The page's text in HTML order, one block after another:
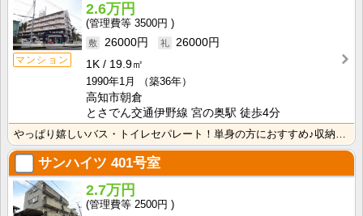
マンション
2.6万円
3500円
26000円
26000円
1K
19.9㎡
1990年1月
（築36年）
高知市朝倉
とさでん交通伊野線 宮の奥駅 徒歩4分
サンハイツ 401号室
2.7万円
2500円